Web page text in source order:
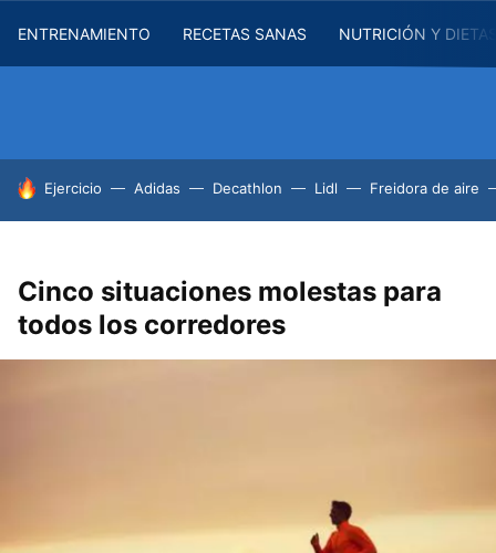
ENTRENAMIENTO RECETAS SANAS NUTRICIÓN Y
HOY SE HABLA DE
Ejercicio Adidas Decathlon Lidl Freidora de aire
Cinco situaciones molestas para
todos los corredores